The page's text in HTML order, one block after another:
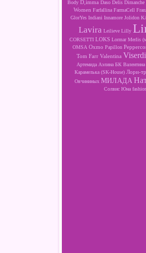
Body D,imma Daso Delis Dimanche
Women Farfallina FarmaCell
GlorYes Indiani Innamore Jolidon
Lavira Leilieve Lilly
CORSETTI LOKS Lormar Merlis
OMSA Oxmo Papillon
Tom Farr Valentina Viserdi
Артемида Аэлина БК Валентина
Карамелька (SK-House) Лори-тр
Овчининых МИЛАДА
Солвис Юна